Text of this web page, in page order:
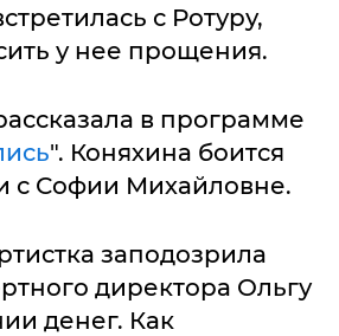
с Ротуру,
у нее прощения.
в программе
". Коняхина боится
с Софии Михайловне.
заподозрила
директора Ольгу
денег. Как